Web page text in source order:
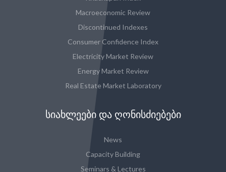
Macroeconomic Review
Discontinued Indexes
Consumer Confidence Index
Electricity Market Review
Energy Market Review
Real Estate Market Laboratory
ᲡᲘᲐᲮᲚᲔᲔᲑᲘ ᲓᲐ ᲦᲝᲜᲘᲡᲫᲘᲔᲑᲔᲑᲘ
News
Capacity Building
Seminars & Lectures